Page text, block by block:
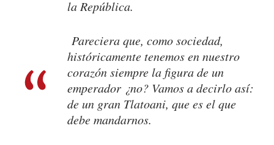
la República.
Pareciera que, como sociedad,
históricamente tenemos en nuestro
corazón siempre la figura de un
emperador ¿no? Vamos a decirlo así:
de un gran Tlatoani, que es el que
debe mandarnos.